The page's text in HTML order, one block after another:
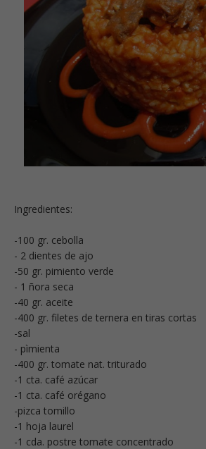
Ingredientes:
-100 gr. cebolla
- 2 dientes de ajo
-50 gr. pimiento verde
- 1 ñora seca
-40 gr. aceite
-400 gr. filetes de ternera en tiras cortas
-sal
- pìmienta
-400 gr. tomate nat. triturado
-1 cta. café azúcar
-1 cta. café orégano
-pizca tomillo
-1 hoja laurel
-1 cda. postre tomate concentrado